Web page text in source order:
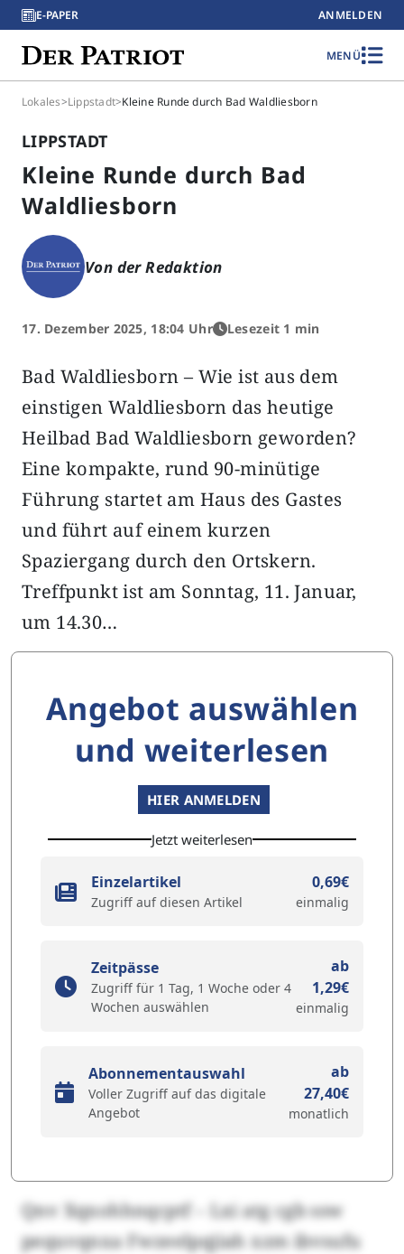
E-PAPER ANMELDEN
MENÜ
Lokales>Lippstadt>Kleine Runde durch Bad Waldliesborn
LIPPSTADT
Kleine Runde durch Bad
Waldliesborn
Von der Redaktion
17. Dezember 2025, 18:04 Uhr Lesezeit 1 min
Bad Waldliesborn – Wie ist aus dem
einstigen Waldliesborn das heutige
Heilbad Bad Waldliesborn geworden?
Eine kompakte, rund 90-minütige
Führung startet am Haus des Gastes
und führt auf einem kurzen
Spaziergang durch den Ortskern.
Treffpunkt ist am Sonntag, 11. Januar,
um 14.30…
Angebot auswählen
und weiterlesen
HIER ANMELDEN
Jetzt weiterlesen
Einzelartikel
Zugriff auf diesen Artikel
0,69€
einmalig
Zeitpässe
Zugriff für 1 Tag, 1 Woche oder 4
Wochen auswählen
ab
1,29€
einmalig
Abonnementauswahl
Voller Zugriff auf das digitale
Angebot
ab
27,40€
monatlich
Qnv Xqxohhnqcptf – Lxi atg cgb ssw
pequvqnxa Fwzeelpqjiah xzm ibvsufu